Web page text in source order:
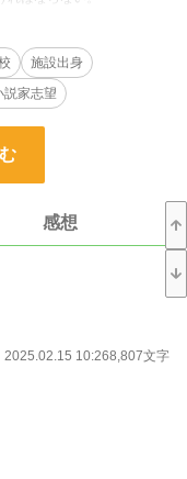
くれる人物が現れる。
読書家の愛美には何となく
ディと重なる。
の人物に宛てて手紙を出す
とういんじゅり）と助け合
）
施設出身
説家志望
感想
2025.02.15 10:268,807文字